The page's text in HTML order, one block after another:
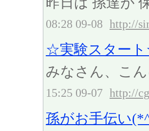
08:28 09-08 http://
☆実験スター
みなさん、こ
15:25 09-07 http://
孫がお手伝い